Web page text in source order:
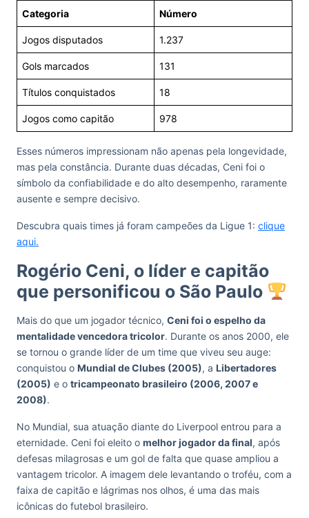
Categoria Número
Jogos disputados 1.237
Gols marcados 131
Títulos conquistados 18
Jogos como capitão 978
Esses números impressionam não apenas pela longevidade,
mas pela constância. Durante duas décadas, Ceni foi o
símbolo da confiabilidade e do alto desempenho, raramente
ausente e sempre decisivo.
Descubra quais times já foram campeões da Ligue 1: clique
aqui.
Rogério Ceni, o líder e capitão
que personificou o São Paulo
Mais do que um jogador técnico, Ceni foi o espelho da
mentalidade vencedora tricolor. Durante os anos 2000, ele
se tornou o grande líder de um time que viveu seu auge:
conquistou o Mundial de Clubes (2005), a Libertadores
(2005) e o tricampeonato brasileiro (2006, 2007 e
2008).
No Mundial, sua atuação diante do Liverpool entrou para a
eternidade. Ceni foi eleito o melhor jogador da final, após
defesas milagrosas e um gol de falta que quase ampliou a
vantagem tricolor. A imagem dele levantando o troféu, com a
faixa de capitão e lágrimas nos olhos, é uma das mais
icônicas do futebol brasileiro.